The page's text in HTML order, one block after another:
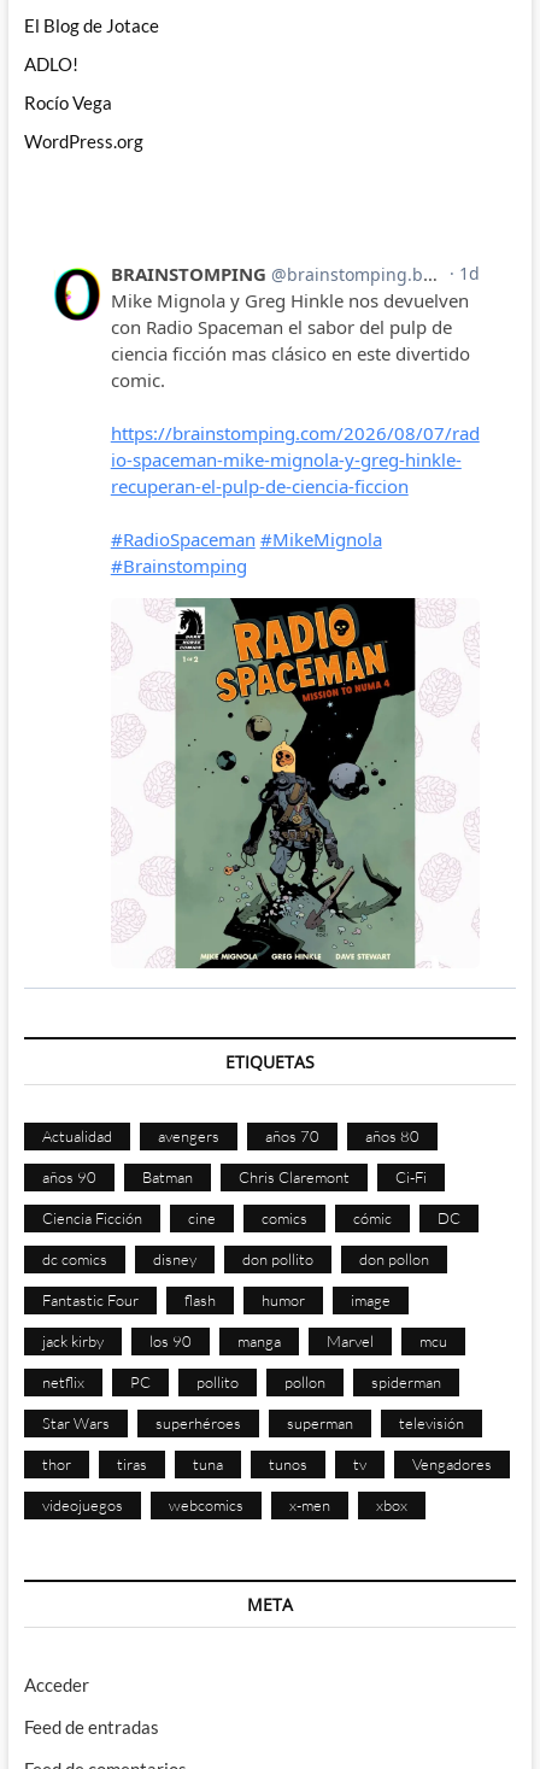
El Blog de Jotace
ADLO!
Rocío Vega
WordPress.org
ETIQUETAS
Actualidad avengers años 70 años 80
años 90 Batman Chris Claremont Ci-Fi
Ciencia Ficción cine comics cómic DC
dc comics disney don pollito don pollon
Fantastic Four flash humor image
jack kirby los 90 manga Marvel mcu
netflix PC pollito pollon spiderman
Star Wars superhéroes superman televisión
thor tiras tuna tunos tv Vengadores
videojuegos webcomics x-men xbox
META
Acceder
Feed de entradas